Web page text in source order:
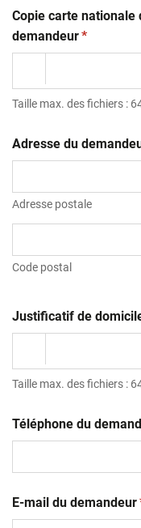
Copie carte nationale
demandeur*
Taille max. des fichiers :
Adresse du
Adresse postale
Code postal
Justificatif de
Taille max. des fichiers :
Téléphone du
E-mail du demandeur